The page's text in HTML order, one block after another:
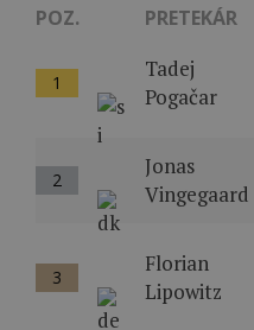
POZ. PRETEKÁR
1
Tadej
Pogačar
2
Jonas
Vingegaard
3
Florian
Lipowitz